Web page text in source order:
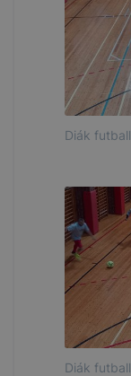
Diák futball
Diák futball